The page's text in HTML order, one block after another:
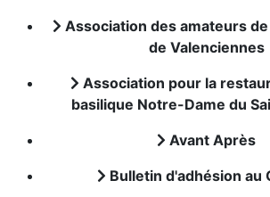
Association des amateurs
de Valenciennes
Association pour la
basilique Notre-Dame du
Avant Après
Bulletin d'adhésion au